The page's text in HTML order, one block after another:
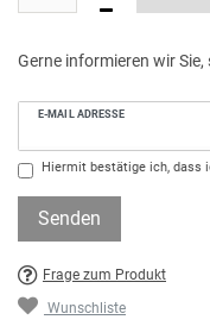
Gerne informieren wir
E-MAIL ADRESSE
Hiermit bestätige ich, dass
Senden
Frage zum Produkt
Wunschliste